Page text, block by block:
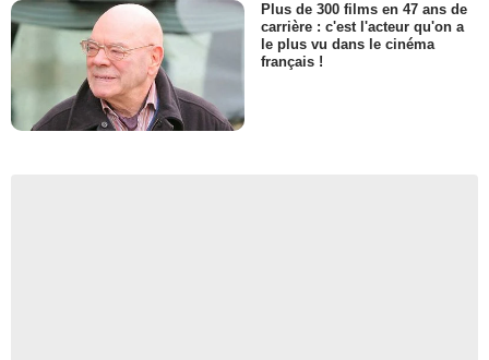
Plus de 300 films en 47 ans de
carrière : c'est l'acteur qu'on a
le plus vu dans le cinéma
français !